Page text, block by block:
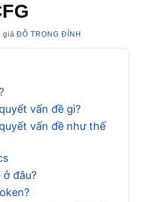
giả ĐỖ TRỌNG ĐỈNH
vấn đề gì?
vấn đề như thế
ở đâu?